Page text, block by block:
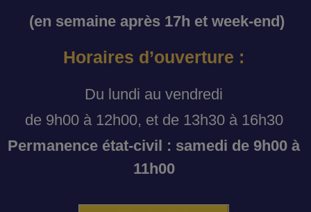
(en semaine après 17h et week-end)
Horaires d’ouverture :
Du lundi au vendredi
de 9h00 à 12h00, et de 13h30 à 16h30
Permanence état-civil : samedi de 9h00 à
11h00